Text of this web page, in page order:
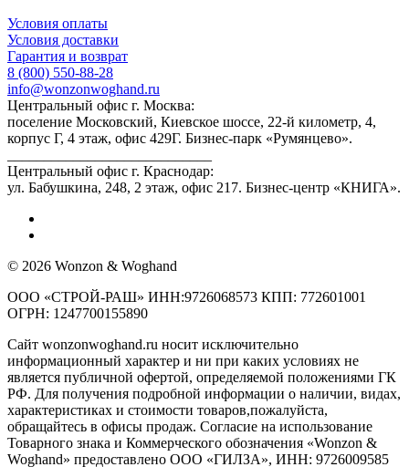
Условия оплаты
Условия доставки
Гарантия и возврат
8 (800) 550-88-28
info@wonzonwoghand.ru
Центральный офис г. Москва:
поселение Московский, Киевское шоссе, 22-й километр, 4,
корпус Г, 4 этаж, офис 429Г. Бизнес-парк «Румянцево».
Центральный офис г. Краснодар:
ул. Бабушкина, 248, 2 этаж, офис 217. Бизнес-центр «КНИГА».
© 2026 Wonzon & Woghand
ООО «СТРОЙ-РАШ» ИНН:9726068573 КПП: 772601001
ОГРН: 1247700155890
Сайт wonzonwoghand.ru носит исключительно
информационный характер и ни при каких условиях не
является публичной офертой, определяемой положениями ГК
РФ. Для получения подробной информации о наличии, видах,
характеристиках и стоимости товаров,пожалуйста,
обращайтесь в офисы продаж. Согласие на использование
Товарного знака и Коммерческого обозначения «Wonzon &
Woghand» предоставлено OOO «ГИЛЗА», ИНН: 9726009585